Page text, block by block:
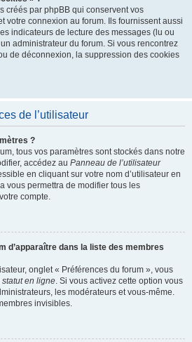
créés par phpBB qui conservent vos
votre connexion au forum. Ils fournissent aussi
indicateurs de lecture des messages (lu ou
administrateur du forum. Si vous rencontrez
de déconnexion, la suppression des cookies
de l’utilisateur
?
tous vos paramètres sont stockés dans notre
accédez au Panneau de l’utilisateur
en cliquant sur votre nom d’utilisateur en
vous permettra de modifier tous les
compte.
d’apparaître dans la liste des membres
onglet « Préférences du forum », vous
en ligne. Si vous activez cette option vous
les modérateurs et vous-même.
invisibles.